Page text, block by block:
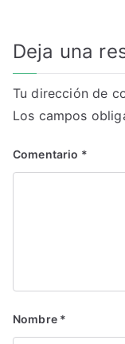
Deja una
Tu dirección de
Los campos
Comentario *
Nombre *